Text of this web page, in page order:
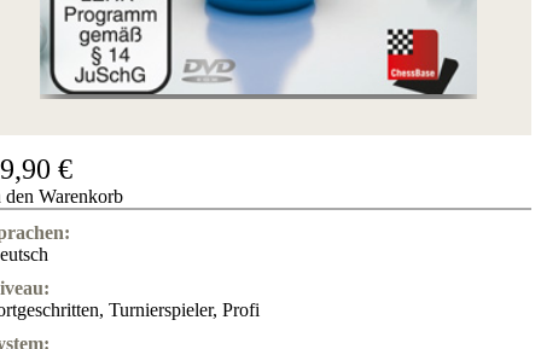
€
den Warenkorb
, Turnierspieler, Profi